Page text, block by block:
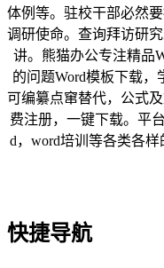
体例等。驻校干部必然
调研使命。查询拜访研
讲。熊猫办公专注精品
的问题Word模板下载
可编纂点窜替代，公式
费注册，一键下载。平
d，word培训等各类各
快捷导航